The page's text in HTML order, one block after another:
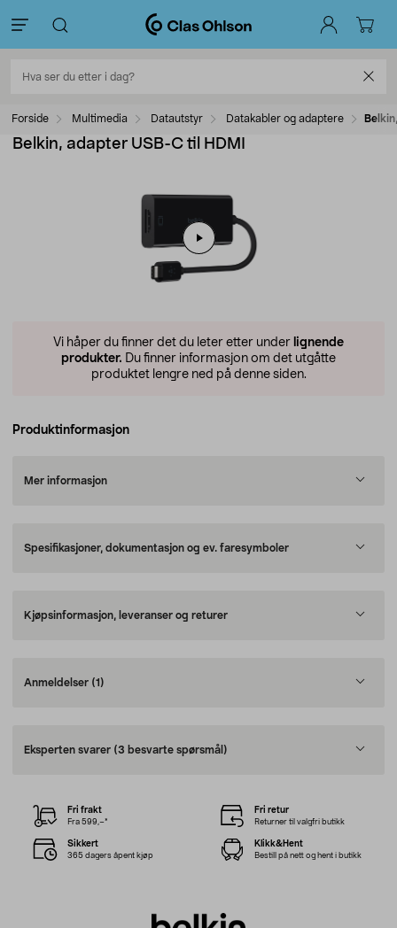
Forside Multimedia Datautstyr Datakabler og adaptere
Belkin, adapter USB-C til HDMI
Vi håper du finner det du leter etter under lignende
produkter. Du finner informasjon om det utgåtte
produktet lengre ned på denne siden.
Produktinformasjon
Mer informasjon
Spesifikasjoner, dokumentasjon og ev. faresymboler
Kjøpsinformasjon, leveranser og returer
Anmeldelser (1)
Eksperten svarer (3 besvarte spørsmål)
Fri frakt
Fra 599,–*
Fri retur
Returner til valgfri butikk
Sikkert
365 dagers åpent kjøp
Klikk&Hent
Bestill på nett og hent i butikk